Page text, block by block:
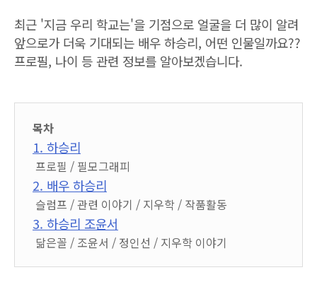
최근 '지금 우리 학교는'을 기점으로 얼굴을 더 많이 알려
앞으로가 더욱 기대되는 배우 하승리, 어떤 인물일까요??
프로필, 나이 등 관련 정보를 알아보겠습니다.
목차
1. 하승리
프로필 / 필모그래피
2. 배우 하승리
슬럼프 / 관련 이야기 / 지우학 / 작품활동
3. 하승리 조윤서
닮은꼴 / 조윤서 / 정인선 / 지우학 이야기